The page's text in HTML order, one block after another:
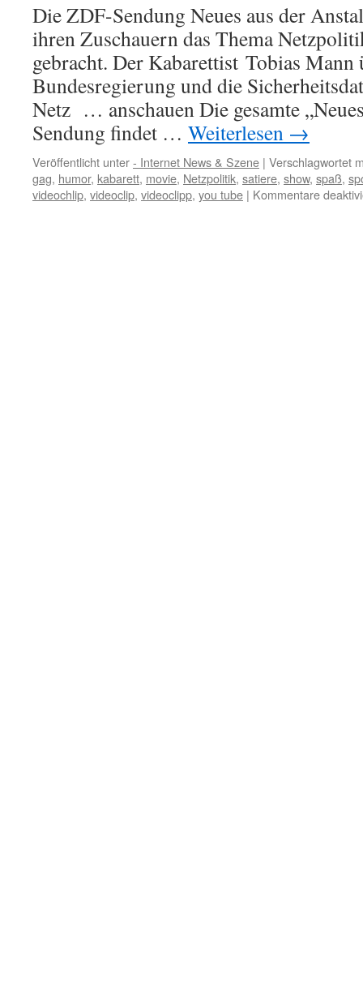
Die ZDF-Sendung Neues aus der
ihren Zuschauern das Thema
gebracht. Der Kabarettist Tobias Mann
Bundesregierung und die
Netz … anschauen Die gesamte
Sendung findet … Weiterlesen →
Veröffentlicht unter- Internet News & Szene | Verschlagwortet
gag, humor, kabarett, movie, Netzpolitik, satiere, show, spaß,
videochlip, videoclip, videoclipp, you tube | Kommentare